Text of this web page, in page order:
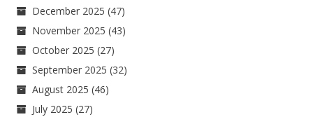
December 2025 (47)
November 2025 (43)
October 2025 (27)
September 2025 (32)
August 2025 (46)
July 2025 (27)